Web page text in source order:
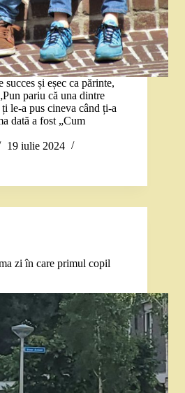
succes și eșec ca părinte,
pariu că una dintre
le-a pus cineva când ți-a
dată a fost „Cum
19 iulie 2024
zi în care primul copil